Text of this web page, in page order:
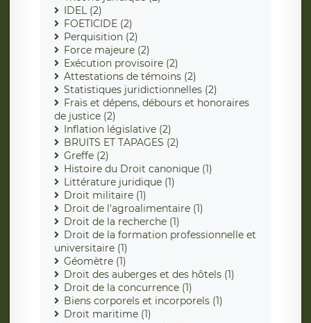
IDEL (2)
FOETICIDE (2)
Perquisition (2)
Force majeure (2)
Exécution provisoire (2)
Attestations de témoins (2)
Statistiques juridictionnelles (2)
Frais et dépens, débours et honoraires
de justice (2)
Inflation législative (2)
BRUITS ET TAPAGES (2)
Greffe (2)
Histoire du Droit canonique (1)
Littérature juridique (1)
Droit militaire (1)
Droit de l'agroalimentaire (1)
Droit de la recherche (1)
Droit de la formation professionnelle et
universitaire (1)
Géomètre (1)
Droit des auberges et des hôtels (1)
Droit de la concurrence (1)
Biens corporels et incorporels (1)
Droit maritime (1)